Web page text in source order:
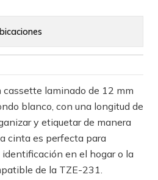
laminado de 12 mm
blanco, con una longitud de
y etiquetar de manera
cinta es perfecta para
identificación en el hogar o la
de la TZE-231.